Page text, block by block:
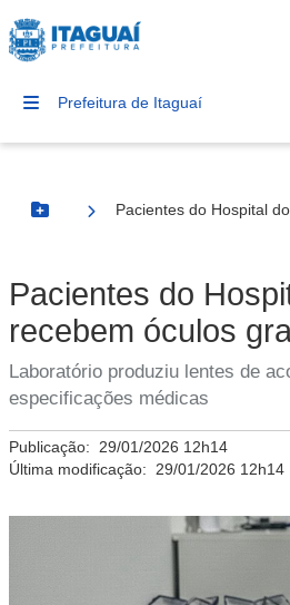
Prefeitura de Itaguaí
Botão Menu
Pacientes do Hospital
Pacientes do
recebem óculos
Laboratório produziu lentes de
especificações médicas
Publicação: 29/01/2026 12h14
Última modificação: 29/01/2026 12h14